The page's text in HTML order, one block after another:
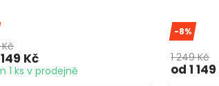
Kč
Kč
1 ks v prodejně
-8%
1 249 Kč
od 1